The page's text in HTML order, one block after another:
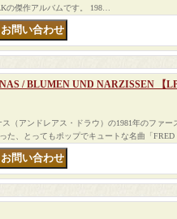
の傑作アルバムです。 198…
/ BLUMEN UND NARZISSEN 【
（アンドレアス・ドラウ）の1981年のファー
た、とってもポップでキュートな名曲「FRED